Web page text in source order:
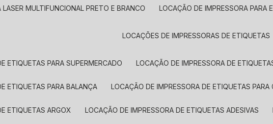
LASER MULTIFUNCIONAL PRETO E BRANCO LOCAÇÃO DE IMPRESSORA PARA
LOCAÇÕES DE IMPRESSORAS DE ETIQUETAS
ETIQUETAS PARA SUPERMERCADO LOCAÇÃO DE IMPRESSORA DE
ETIQUETAS PARA BALANÇA LOCAÇÃO DE IMPRESSORA DE ETIQUETAS PARA
ETIQUETAS ARGOX LOCAÇÃO DE IMPRESSORA DE ETIQUETAS ADESIVAS